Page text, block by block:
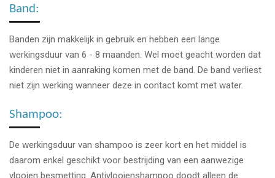
Band:
Banden zijn makkelijk in gebruik en hebben een lange
werkingsduur van 6 - 8 maanden. Wel moet geacht worden dat
kinderen niet in aanraking komen met de band. De band verliest
niet zijn werking wanneer deze in contact komt met water.
Shampoo:
De werkingsduur van shampoo is zeer kort en het middel is
daarom enkel geschikt voor bestrijding van een aanwezige
vlooien besmetting. Antivlooienshampoo doodt alleen de